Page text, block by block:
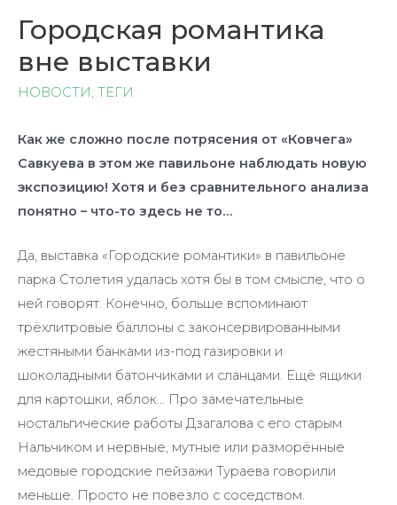
Городская романтика
вне выставки
НОВОСТИ, ТЕГИ
Как же сложно после потрясения от «Ковчега»
Савкуева в этом же павильоне наблюдать новую
экспозицию! Хотя и без сравнительного анализа
понятно – что-то здесь не то…
Да, выставка «Городские романтики» в павильоне
парка Столетия удалась хотя бы в том смысле, что о
ней говорят. Конечно, больше вспоминают
трёхлитровые баллоны с законсервированными
жестяными банками из-под газировки и
шоколадными батончиками и сланцами. Ещё ящики
для картошки, яблок… Про замечательные
ностальгические работы Дзагалова с его старым
Нальчиком и нервные, мутные или разморённые
медовые городские пейзажи Тураева говорили
меньше. Просто не повезло с соседством.